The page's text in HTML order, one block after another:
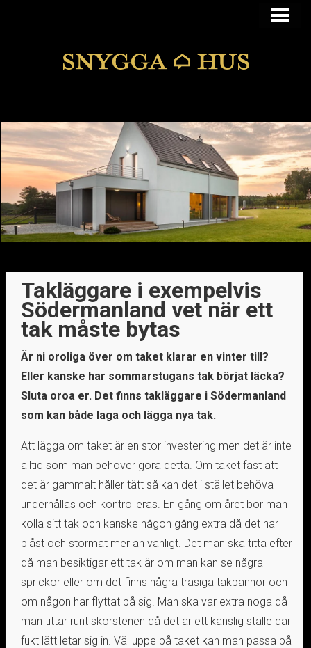
BLOGG
Takläggare i exempelvis
Södermanland vet när ett
tak måste bytas
Är ni oroliga över om taket klarar en vinter till?
Eller kanske har sommarstugans tak börjat läcka?
Sluta oroa er. Det finns takläggare i Södermanland
som kan både laga och lägga nya tak.
Att lägga om taket är en stor investering men det är inte
alltid som man behöver göra detta. Om taket fast att
det är gammalt håller tätt så kan det i stället behöva
underhållas och kontrolleras. En gång om året bör man
kolla sitt tak och kanske någon gång extra då det har
blåst och stormat mer än vanligt. Det man ska titta efter
då man besiktigar ett tak är om man kan se några
sprickor eller om det finns några trasiga takpannor och
om någon har flyttat på sig. Man ska var extra noga då
man tittar runt skorstenen då det är ett känslig ställe där
fukt lätt letar sig in. Väl uppe på taket kan man passa på